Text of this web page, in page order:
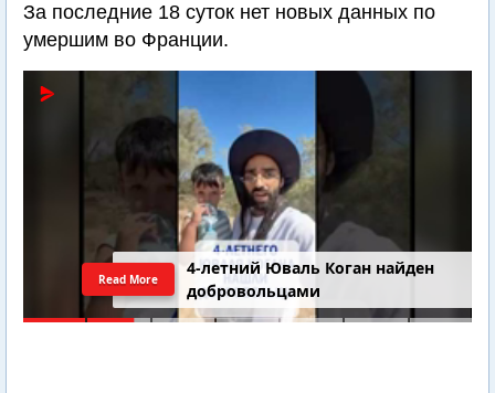
За последние 18 суток нет новых данных по
умершим во Франции.
4-летний Юваль Коган найден
добровольцами
Read More